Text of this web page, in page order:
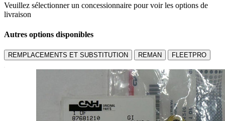
Veuillez sélectionner un concessionnaire pour voir les options de
livraison
Autres options disponibles
REMPLACEMENTS ET SUBSTITUTION REMAN FLEETPRO